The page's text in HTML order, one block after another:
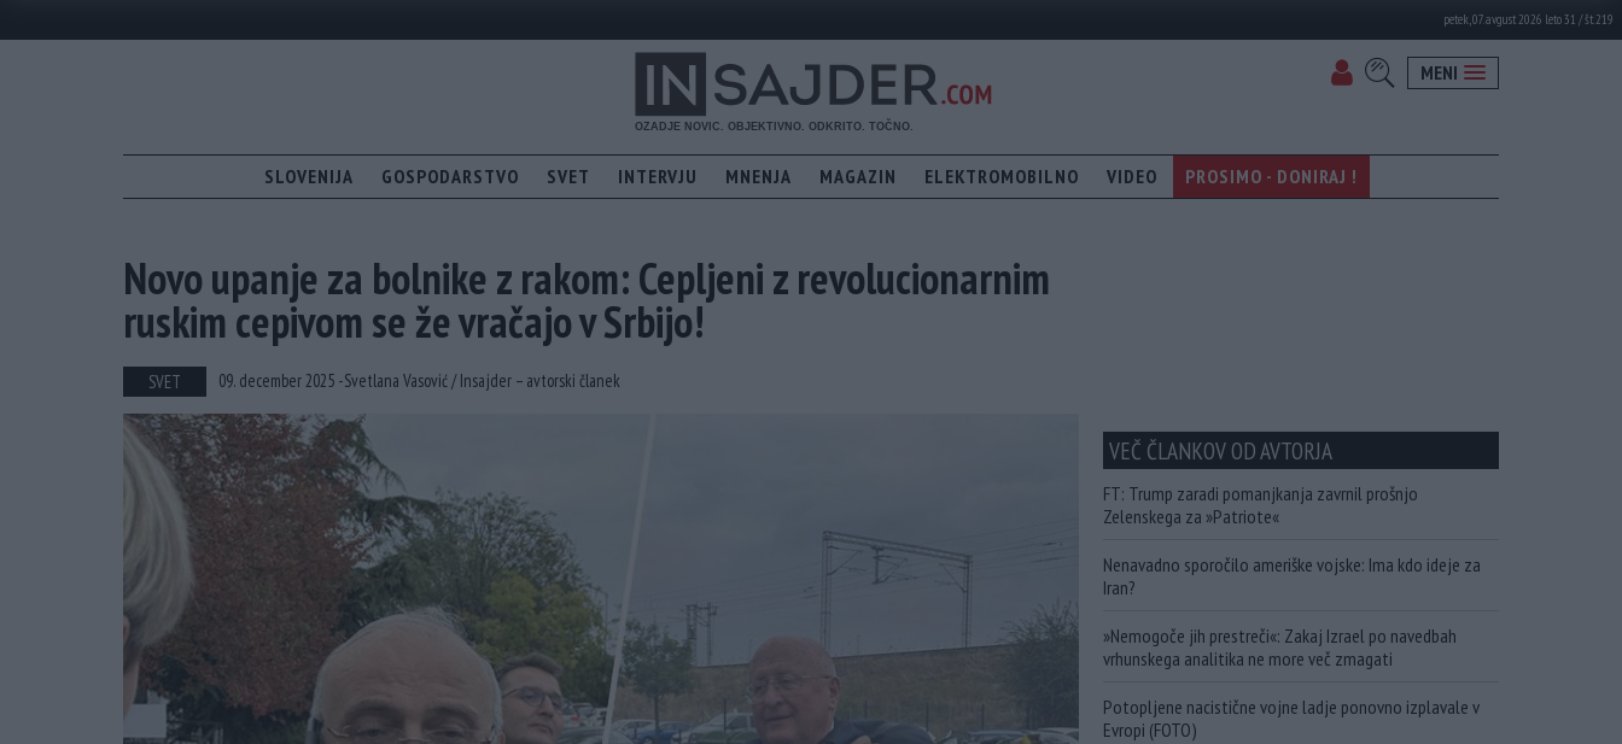
petek, 07. avgust 2026 leto 31 / št. 219
MENI
SLOVENIJA GOSPODARSTVO SVET INTERVJU MNENJA MAGAZIN ELEKTROMOBILNO VIDEO PROSIMO - DONIRAJ !
Novo upanje za bolnike z rakom: Cepljeni z revolucionarnim
ruskim cepivom se že vračajo v Srbijo!
SVET 09. december 2025 -Svetlana Vasović /Insajder – avtorski članek
VEČ ČLANKOV OD AVTORJA
FT: Trump zaradi pomanjkanja zavrnil prošnjo
Zelenskega za »Patriote«
Nenavadno sporočilo ameriške vojske: Ima kdo ideje za
Iran?
»Nemogoče jih prestreči«: Zakaj Izrael po navedbah
vrhunskega analitika ne more več zmagati
Potopljene nacistične vojne ladje ponovno izplavale v
Evropi (FOTO)